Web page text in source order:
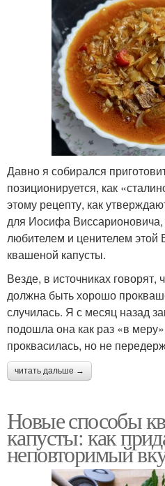
Давно я собирался
позиционируется, как
этому рецепту, как
для Иосифа
любителем и ценителем
квашеной капусты.
Везде, в источниках говорят,
должна быть хорошо
случилась. Я с месяц назад
подошла она как раз «в
проквасилась, но не
читать дальше →
Новые способы
капусты: как
неповторимый